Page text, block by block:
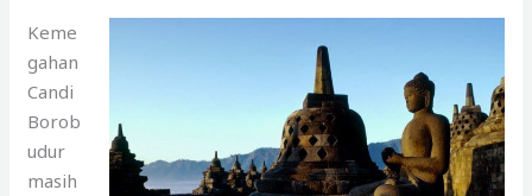
Keme
gahan
Candi
Borob
udur
masih